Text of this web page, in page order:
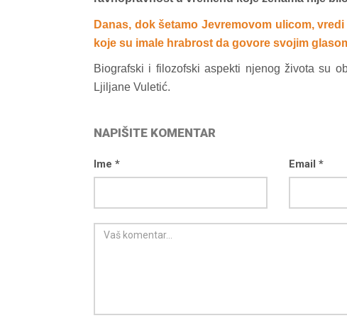
Danas, dok šetamo Jevremovom ulicom,
koje su imale hrabrost da govore svojim
Biografski i filozofski aspekti njenog života su
Ljiljane Vuletić.
NAPIŠITE KOMENTAR
Ime * Email *